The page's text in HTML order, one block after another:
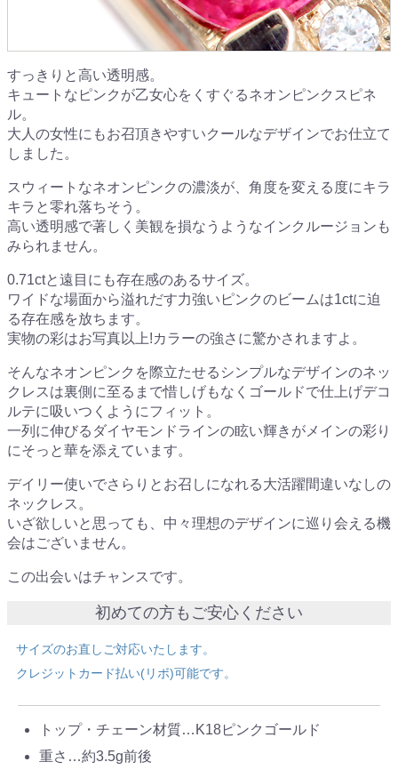
すっきりと高い透明感。
キュートなピンクが乙女心をくすぐるネオンピンクスピネ
ル。
大人の女性にもお召頂きやすいクールなデザインでお仕立て
しました。
スウィートなネオンピンクの濃淡が、角度を変える度にキラ
キラと零れ落ちそう。
高い透明感で著しく美観を損なうようなインクルージョンも
みられません。
0.71ctと遠目にも存在感のあるサイズ。
ワイドな場面から溢れだす力強いピンクのビームは1ctに迫
る存在感を放ちます。
実物の彩はお写真以上!カラーの強さに驚かされますよ。
そんなネオンピンクを際立たせるシンプルなデザインのネッ
クレスは裏側に至るまで惜しげもなくゴールドで仕上げデコ
ルテに吸いつくようにフィット。
一列に伸びるダイヤモンドラインの眩い輝きがメインの彩り
にそっと華を添えています。
デイリー使いでさらりとお召しになれる大活躍間違いなしの
ネックレス。
いざ欲しいと思っても、中々理想のデザインに巡り会える機
会はございません。
この出会いはチャンスです。
初めての方もご安心ください
サイズのお直しご対応いたします。
クレジットカード払い(リボ)可能です。
トップ・チェーン材質…K18ピンクゴールド
重さ…約3.5g前後